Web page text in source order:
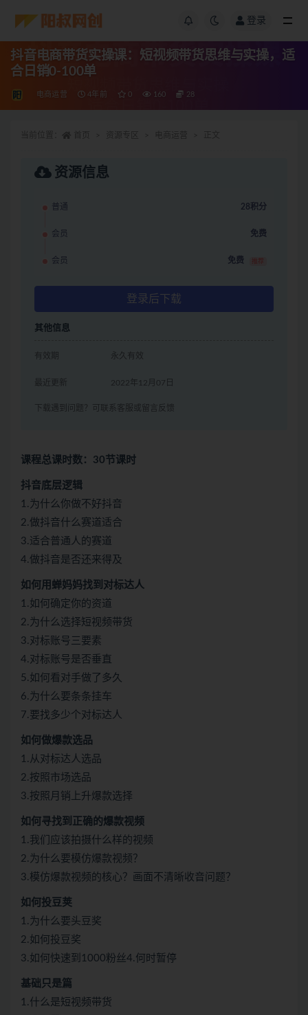
登录
抖音电商带货实操课：短视频带货思维与实操，适
合日销0-100单
电商运营 4年前 0 160 28
资源信息
普通 28积分
会员 免费
会员 免费 推荐
登录后下载
其他信息
有效期 永久有效
最近更新 2022年12月07日
下载遇到问题？可联系客服或留言反馈
课程总课时数：30节课时
抖音底层逻辑
1.为什么你做不好抖音
2.做抖音什么赛道适合
3.适合普通人的赛道
4.做抖音是否还来得及
如何用蝉妈妈找到对标达人
1.如何确定你的资道
2.为什么选择短视频带货
3.对标账号三要素
4.对标账号是否垂直
5.如何看对手做了多久
6.为什么要条条挂车
7.要找多少个对标达人
如何做爆款选品
1.从对标达人选品
2.按照市场选品
3.按照月销上升爆款选择
如何寻找到正确的爆款视频
1.我们应该拍摄什么样的视频
2.为什么要模仿爆款视频？
3.模仿爆款视频的核心？画面不清晰收音问题？
如何投豆荚
1.为什么要头豆奖
2.如何投豆奖
3.如何快速到1000粉丝4.何时暂停
基础只是篇
1.什么是短视频带货